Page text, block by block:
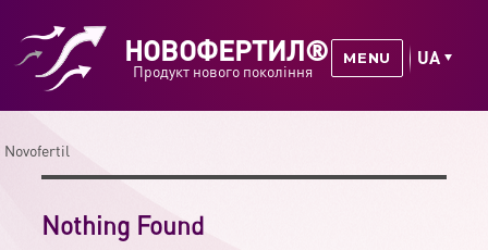
НОВОФЕРТИЛ®
Продукт нового покоління
MENU
Choose
language
Novofertil
Nothing Found